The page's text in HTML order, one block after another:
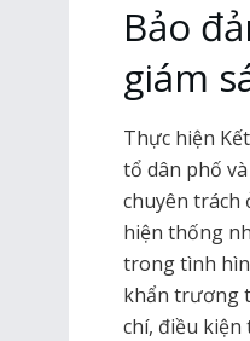
Bảo
giám
Thực hiện
tổ dân phố
chuyên trách
hiện thống
trong tình
khẩn trương
chí, điều kiện